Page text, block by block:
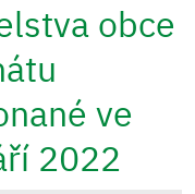
obce
ve
2022